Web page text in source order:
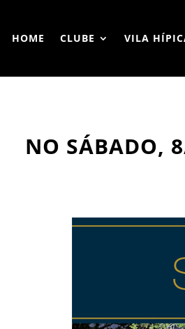
HOME CLUBE VILA
NO SÁBADO,